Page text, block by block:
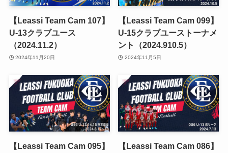
【Leassi Team Cam 107】
U-13クラブユース
（2024.11.2）
2024年11月20日
【Leassi Team Cam 099】
U-15クラブユーストーナメ
ント（2024.910.5）
2024年11月5日
【Leassi Team Cam 095】
【Leassi Team Cam 086】